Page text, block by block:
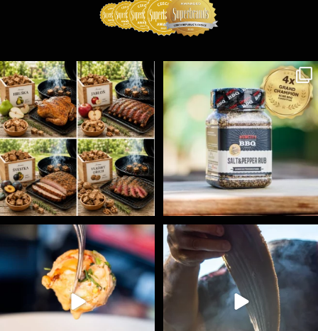
Udící špalíky - BORN TO SMOKE - různé druhy k...
5 0
Koření Suncity – autentická BBQ chuť u vás doma!...
1 0
Spoustu podobných triků, které vám usnadní nejenom...
9 0
Ryba na grilu je opravdu rychlá, a stejně tak...